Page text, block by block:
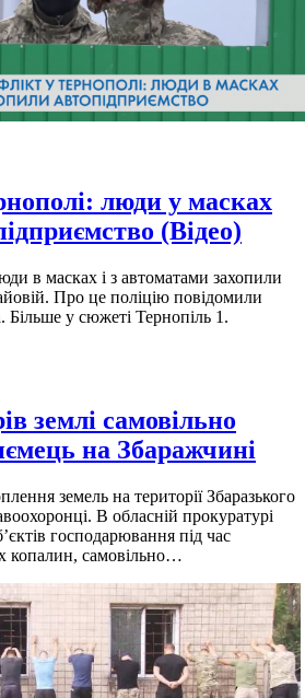
люди у масках
(Відео)
в масках і з автоматами захопили
Про це поліцію повідомили
Більше у сюжеті Тернопіль 1.
землі самовільно
на Збаражчині
земель на території Збаразького
В обласній прокуратурі
господарювання під час
копалин, самовільно…